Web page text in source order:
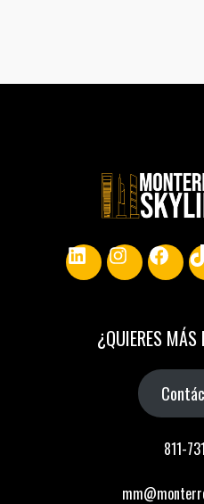
LinkedInInstagram
¿QUIERES
811-